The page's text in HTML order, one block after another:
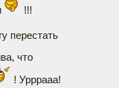
!!!
перестать
что
! Урррааа!